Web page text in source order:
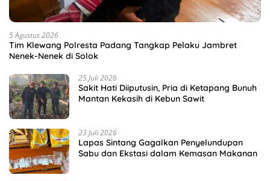
5 Agustus 2026
Tim Klewang Polresta Padang Tangkap Pelaku Jambret
Nenek-Nenek di Solok
25 Juli 2026
Sakit Hati Diiputusin, Pria di Ketapang Bunuh
Mantan Kekasih di Kebun Sawit
23 Juli 2026
Lapas Sintang Gagalkan Penyelundupan
Sabu dan Ekstasi dalam Kemasan Makanan